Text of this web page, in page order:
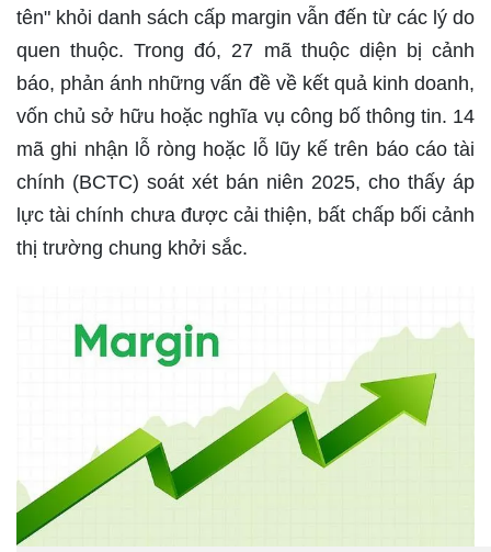
tên" khỏi danh sách cấp margin vẫn đến từ các lý do
quen thuộc. Trong đó, 27 mã thuộc diện bị cảnh
báo, phản ánh những vấn đề về kết quả kinh doanh,
vốn chủ sở hữu hoặc nghĩa vụ công bố thông tin. 14
mã ghi nhận lỗ ròng hoặc lỗ lũy kế trên báo cáo tài
chính (BCTC) soát xét bán niên 2025, cho thấy áp
lực tài chính chưa được cải thiện, bất chấp bối cảnh
thị trường chung khởi sắc.